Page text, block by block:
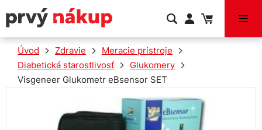
VÝPREDAJ
Úvod Zdravie
Meracie prístroje
Diabetická starostlivosť
Glukomery
Visgeneer Glukometr eBsensor SET